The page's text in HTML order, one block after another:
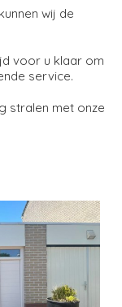
wij de
voor u klaar om
service.
stralen met onze